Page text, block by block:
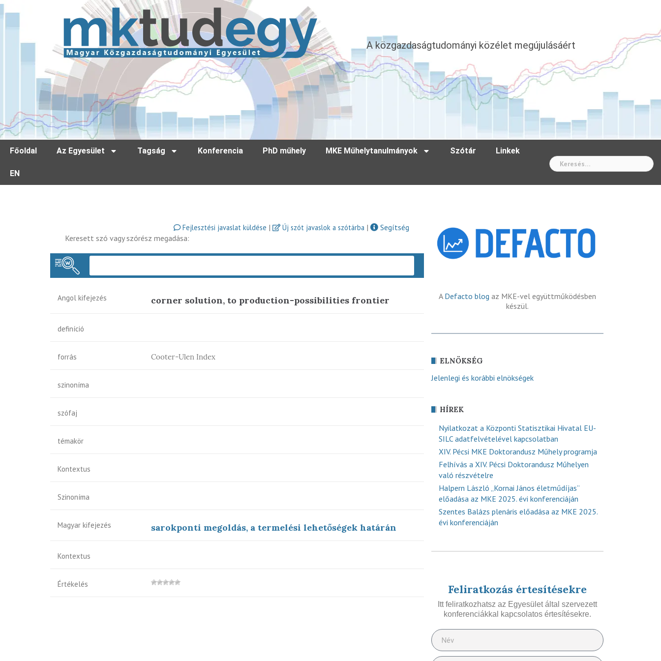
A közgazdaságtudományi közélet megújulásáért
Főoldal Az Egyesület Tagság Konferencia PhD műhely MKE Műhelytanulmányok Szótár Linkek
EN
Fejlesztési javaslat küldése | Új szót javaslok a szótárba |
Segítség
Keresett szó vagy szórész megadása:
Angol kifejezés corner solution, to production-possibilities frontier
definíció
forrás Cooter-Ulen Index
szinoníma
szófaj
témakör
Kontextus
Szinoníma
Magyar kifejezés sarokponti megoldás, a termelési lehetőségek határán
Kontextus
Értékelés
A Defacto blog az MKE-vel együttműködésben
készül.
ELNÖKSÉG
Jelenlegi és korábbi elnökségek
HÍREK
Nyilatkozat a Központi Statisztikai Hivatal EU-
SILC adatfelvételével kapcsolatban
XIV. Pécsi MKE Doktorandusz Műhely programja
Felhívás a XIV. Pécsi Doktorandusz Műhelyen
való részvételre
Halpern László „Kornai János életműdíjas”
előadása az MKE 2025. évi konferenciáján
Szentes Balázs plenáris előadása az MKE 2025.
évi konferenciáján
Feliratkozás értesítésekre
Itt feliratkozhatsz az Egyesület által szervezett
konferenciákkal kapcsolatos értesítésekre.